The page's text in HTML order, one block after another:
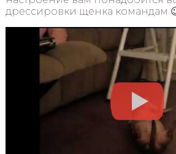
дрессировки щенка командам